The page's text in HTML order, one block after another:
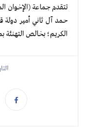
تتقدم جماعة
حمد آل ثاني أمير
الكريم؛ بخالص التهنئة